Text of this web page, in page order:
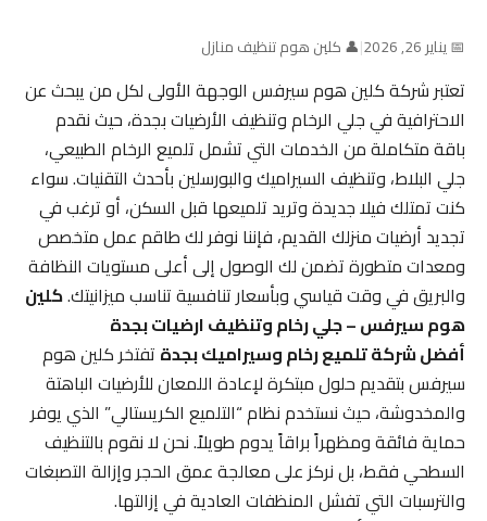
📅 يناير 26, 2026 |👤 كلين هوم تنظيف منازل
تعتبر شركة كلين هوم سيرفس الوجهة الأولى لكل من يبحث عن
الاحترافية في جلي الرخام وتنظيف الأرضيات بجدة، حيث نقدم
باقة متكاملة من الخدمات التي تشمل تلميع الرخام الطبيعي،
جلي البلاط، وتنظيف السيراميك والبورسلين بأحدث التقنيات. سواء
كنت تمتلك فيلا جديدة وتريد تلميعها قبل السكن، أو ترغب في
تجديد أرضيات منزلك القديم، فإننا نوفر لك طاقم عمل متخصص
ومعدات متطورة تضمن لك الوصول إلى أعلى مستويات النظافة
والبريق في وقت قياسي وبأسعار تنافسية تناسب ميزانيتك.كلين
هوم سيرفس – جلي رخام وتنظيف ارضيات بجدة
أفضل شركة تلميع رخام وسيراميك بجدةتفتخر كلين هوم
سيرفس بتقديم حلول مبتكرة لإعادة اللمعان للأرضيات الباهتة
والمخدوشة، حيث نستخدم نظام “التلميع الكريستالي” الذي يوفر
حماية فائقة ومظهراً براقاً يدوم طويلاً. نحن لا نقوم بالتنظيف
السطحي فقط، بل نركز على معالجة عمق الحجر وإزالة التصبغات
والترسبات التي تفشل المنظفات العادية في إزالتها.